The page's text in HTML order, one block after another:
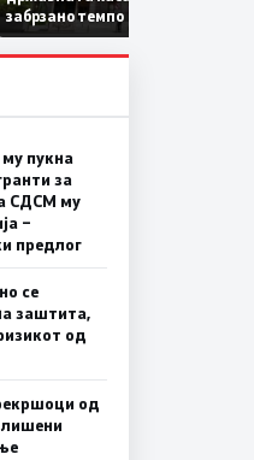
забрзано темпо
пукна
за
СДСМ му
–
предлог
се
заштита,
од
од